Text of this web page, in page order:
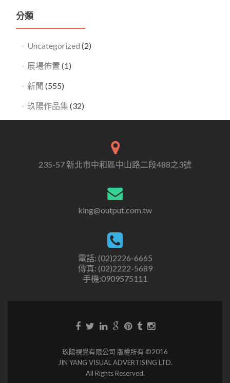
分類
Uncategorized (2)
展場佈置 (1)
新聞 (555)
玖陽作品集 (32)
235-57 新北市中和區中山路二段488之3號
king@output.com.tw
電話: (02)2226-6665
傳真: (02)2222-5689
手機:0909575111
玖陽視覺有限公司 版權所有 ©2016
JIN YANG VISUAL ADVERTISING LTD.
All Rights Reserved.